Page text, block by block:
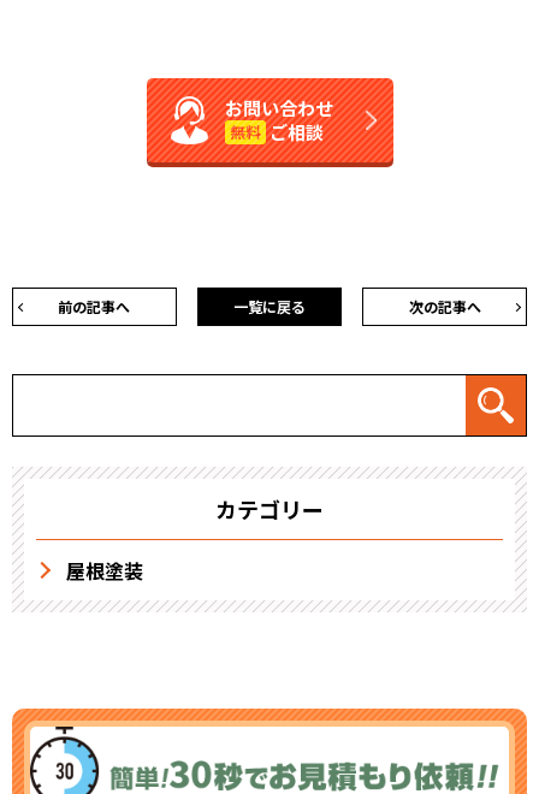
お問い合わせ
無料 ご相談
前の記事へ 次の記事へ
一覧に戻る
カテゴリー
屋根塗装